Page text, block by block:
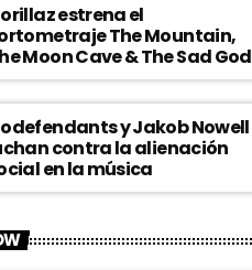
estrena el
The Mountain,
Moon Cave & The Sad God
y Jakob Nowell
contra la alienación
en la música